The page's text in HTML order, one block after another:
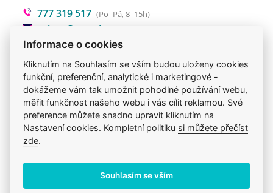
PROBIOTIKA A PREBIOTIKA pomáhají udržovat
normální zdravá střeva a imunitní systém.
BEZ obilovin - BEZ barviv – BEZ konzervantů –
BEZ GMO – BEZ soji
Krmivo podávejte suché nebo navlhčené vlažnou
vodou. Vždy zajistěte, aby měla vaše kočka
dostatek čerstvé pitné vody. Krmivo by mělo být
volně dostupné po celý den. Pokud podáváte
abyste usnadnili přechod na nové. Skladujte na
suchém a chladném místě, chraňte před přímým
777 319 517 (Po–Pá, 8–15h)
eshop@veterix.cz
Produkt také v těchto kategoriích9
Granule
Pro dospělé kočky
Brit Care
Brit
Mou kočku trápí Kočky
Brit
Informace o cookies
Kliknutím na Souhlasím se vším budou uloženy cookies
funkční, preferenční, analytické i marketingové -
dokážeme vám tak umožnit pohodlné používání webu,
měřit funkčnost našeho webu i vás cílit reklamou. Své
preference můžete snadno upravit kliknutím na
Nastavení cookies. Kompletní politiku si můžete přečíst
zde.
Souhlasím se vším